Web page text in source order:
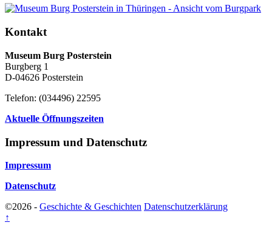
Kontakt
Museum Burg Posterstein
Burgberg 1
D-04626 Posterstein
Telefon: (034496) 22595
Aktuelle Öffnungszeiten
Impressum und Datenschutz
Impressum
Datenschutz
©2026 - Geschichte & Geschichten Datenschutzerklärung
↑